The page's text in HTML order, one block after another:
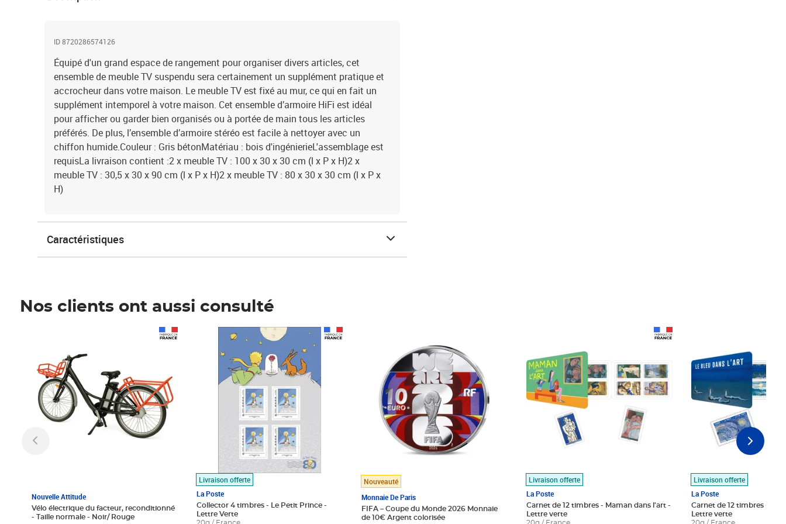
ID 8720286574126
Équipé d'un grand espace de rangement pour organiser divers articles, cet
ensemble de meuble TV suspendu sera certainement un supplément pratique et
accrocheur dans votre maison. Le meuble TV est fixé au mur, ce qui en fait un
supplément intemporel à votre maison. Cet ensemble d’armoire HiFi est idéal
pour afficher ou garder bien organisés ou à portée de main tous les articles
préférés. De plus, l’ensemble d’armoire stéréo est facile à nettoyer avec un
chiffon humide.Couleur : Gris bétonMatériau : bois d'ingénierieL'assemblage est
requisLa livraison contient :2 x meuble TV : 100 x 30 x 30 cm (l x P x H)2 x
meuble TV : 30,5 x 30 x 90 cm (l x P x H)2 x meuble TV : 80 x 30 x 30 cm (l x P x
H)
Caractéristiques
Nos clients ont aussi consulté
Nouvelle Attitude
Vélo électrique du facteur, reconditionné
- Taille normale - Noir/ Rouge
Livraison offerte
La Poste
Collector 4 timbres - Le Petit Prince -
Lettre Verte
Prix 7,50€
Nouveauté
Monnaie De Paris
FIFA – Coupe du Monde 2026 Monnaie
de 10€ Argent colorisée
Livraison offerte
La Poste
Carnet de 12 timbres - Maman dans l'art -
Lettre verte
Livraison offerte
La Poste
Carnet de 12 timbres - Le
Lettre verte